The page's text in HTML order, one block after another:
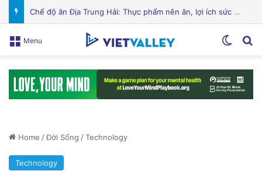
Cảnh Báo: Công An Xử Phạt Người Chia Sẻ Livestream Của Bà Nguyễn Phương Hằng!
Menu
Home /Đời Sống /Technology
Technology